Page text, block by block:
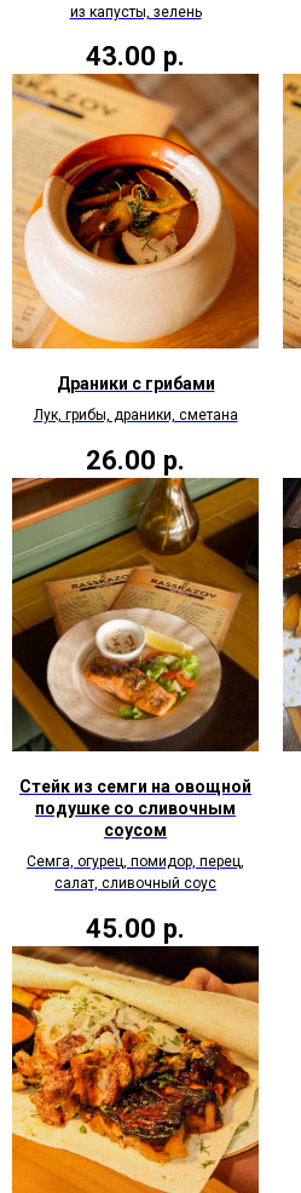
из капусты, зелень
43.00 р.
Драники с грибами
Лук, грибы, драники, сметана
26.00 р.
Стейк из семги на овощной
подушке со сливочным
соусом
Семга, огурец, помидор, перец,
салат, сливочный соус
45.00 р.